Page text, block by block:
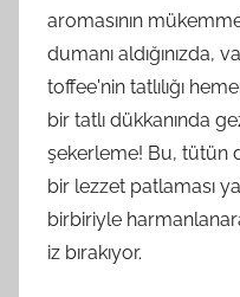
aromasının
dumanı aldığınızda,
toffee'nin tatlılığı
bir tatlı dükkanında
şekerleme! Bu, tütün
bir lezzet patlaması
birbiriyle
iz bırakıyor.